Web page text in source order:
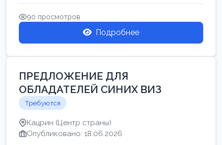
90 просмотров
Подробнее
ПРЕДЛОЖЕНИЕ ДЛЯ
ОБЛАДАТЕЛЕЙ СИНИХ ВИЗ
Требуются
Кацрин (Центр страны)
Опубликовано: 18.06.2026